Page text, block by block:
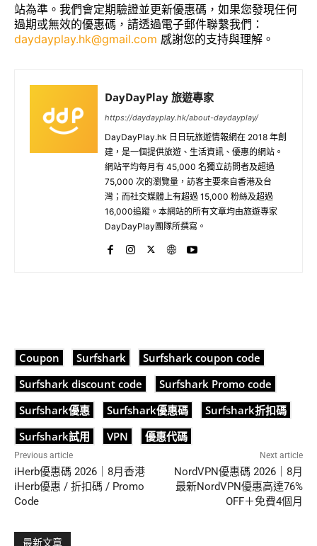
站為準。我們會定期驗證並更新優惠碼，如果您發現任何
過期或無效的優惠碼，請透過電子郵件聯繫我們：
daydayplay.hk@gmail.com 感謝您的支持與理解。
DayDayPlay 旅遊專家
https://daydayplay.hk/about-daydayplay/
DayDayPlay.hk 日日玩旅遊情報網在 2018 年創
建，是一個提供旅遊、生活資訊、優惠的網站。
網站平均每月有 45,000 名獨立訪問者及超過
75,000 次的瀏覽量，訪客主要來自香港及台
灣；而社交媒體上有超過 15,000 粉絲及超過
16,000追蹤。本網站的所有文章均由旅遊專家
DayDayPlay團隊所撰寫。
Coupon Surfshark
Surfshark coupon code
Surfshark discount code
Surfshark Promo code
Surfshark優惠
Surfshark優惠碼
Surfshark折扣碼
Surfshark試用
VPN 優惠代碼
Previous article
iHerb優惠碼 2026｜8月香港
iHerb優惠 / 折扣碼 / Promo
Code
Next article
NordVPN優惠碼 2026｜8月
最新NordVPN優惠高達76%
OFF＋免費4個月
最新文章